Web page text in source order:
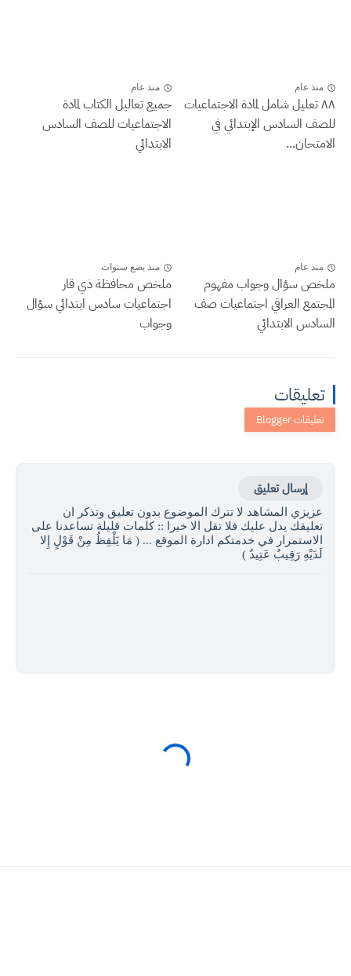
منذ عام
٨٨ تعليل شامل لمادة الاجتماعيات
للصف السادس الإبتدائي في
الامتحان...
منذ عام
جميع تعاليل الكتاب لمادة
الاجتماعيات للصف السادس
الابتدائي
منذ عام
ملخص سؤال وجواب مفهوم
المجتمع العراقي اجتماعيات صف
السادس الابتدائي
منذ بضع سنوات
ملخص محافظة ذي قار
اجتماعيات سادس ابتدائي سؤال
وجواب
تعليقات
إرسال تعليق
عزيزي المشاهد لا تترك الموضوع بدون تعليق وتذكر ان
تعليقك يدل عليك فلا تقل الا خيرا :: كلمات قليلة تساعدنا على
الاستمرار في خدمتكم ادارة الموقع ... ( مَا يَلْفِظُ مِنْ قَوْلٍ إِلا
لَدَيْهِ رَقِيبٌ عَتِيدٌ )